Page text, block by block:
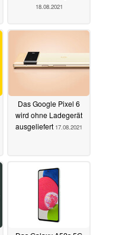
18.08.2021
Das Google Pixel 6
wird ohne Ladegerät
ausgeliefert 17.08.2021